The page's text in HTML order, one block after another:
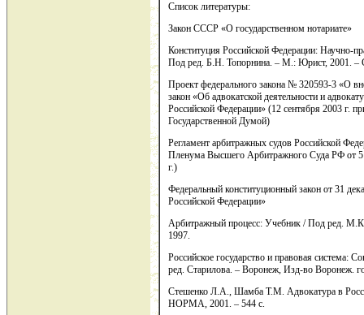
Список литературы:
Закон СССР «О государственном нотариате»
Конституция Российской Федерации: Научно-
Под ред. Б.Н. Топорнина. – М.: Юрист, 2001. –
Проект федерального закона № 320593-3 «О
закон «Об адвокатской деятельности и
Российской Федерации» (12 сентября 2003 г.
Государственной Думой)
Регламент арбитражных судов Российской
Пленума Высшего Арбитражного Суда РФ от
г.)
Федеральный конституционный закон от 31
Российской Федерации»
Арбитражный процесс: Учебник / Под ред.
1997.
Российское государство и правовая система:
ред. Старилова. – Воронеж, Изд-во Воронеж.
Стешенко Л.А., Шамба Т.М. Адвокатура в
НОРМА, 2001. – 544 с.